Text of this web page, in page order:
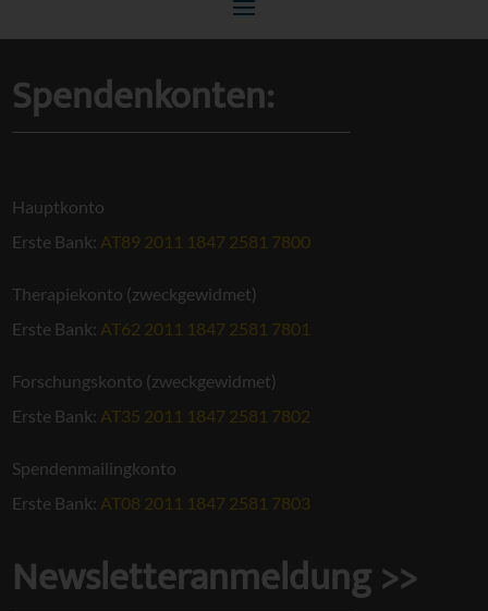
Spendenkonten:
Hauptkonto
Erste Bank: AT89 2011 1847 2581 7800
Therapiekonto (zweckgewidmet)
Erste Bank: AT62 2011 1847 2581 7801
Forschungskonto (zweckgewidmet)
Erste Bank: AT35 2011 1847 2581 7802
Spendenmailingkonto
Erste Bank: AT08 2011 1847 2581 7803
Newsletteranmeldung >>